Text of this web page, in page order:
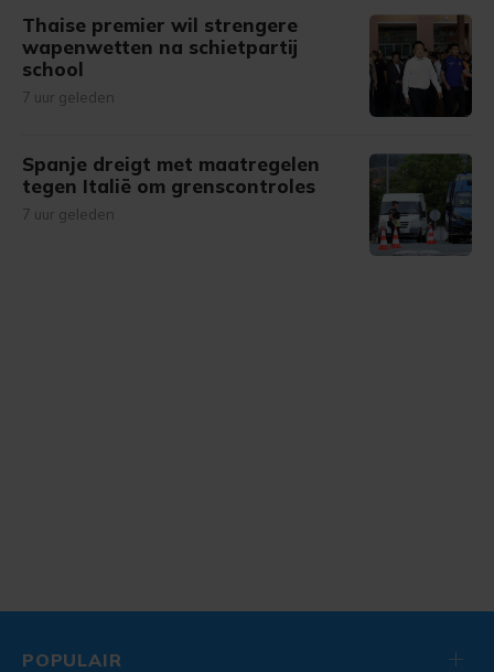
Thaise premier wil strengere
wapenwetten na schietpartij
school
7 uur geleden
Spanje dreigt met maatregelen
tegen Italië om grenscontroles
7 uur geleden
POPULAIR